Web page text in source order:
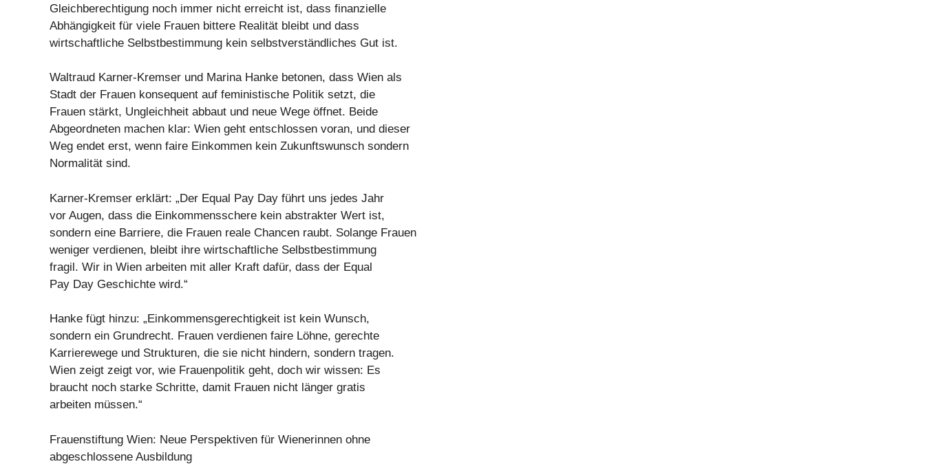
Gleichberechtigung noch immer nicht erreicht ist, dass finanzielle
Abhängigkeit für viele Frauen bittere Realität bleibt und dass
wirtschaftliche Selbstbestimmung kein selbstverständliches Gut ist.
Waltraud Karner-Kremser und Marina Hanke betonen, dass Wien als
Stadt der Frauen konsequent auf feministische Politik setzt, die
Frauen stärkt, Ungleichheit abbaut und neue Wege öffnet. Beide
Abgeordneten machen klar: Wien geht entschlossen voran, und dieser
Weg endet erst, wenn faire Einkommen kein Zukunftswunsch sondern
Normalität sind.
Karner-Kremser erklärt: „Der Equal Pay Day führt uns jedes Jahr
vor Augen, dass die Einkommensschere kein abstrakter Wert ist,
sondern eine Barriere, die Frauen reale Chancen raubt. Solange Frauen
weniger verdienen, bleibt ihre wirtschaftliche Selbstbestimmung
fragil. Wir in Wien arbeiten mit aller Kraft dafür, dass der Equal
Pay Day Geschichte wird.“
Hanke fügt hinzu: „Einkommensgerechtigkeit ist kein Wunsch,
sondern ein Grundrecht. Frauen verdienen faire Löhne, gerechte
Karrierewege und Strukturen, die sie nicht hindern, sondern tragen.
Wien zeigt zeigt vor, wie Frauenpolitik geht, doch wir wissen: Es
braucht noch starke Schritte, damit Frauen nicht länger gratis
arbeiten müssen.“
Frauenstiftung Wien: Neue Perspektiven für Wienerinnen ohne
abgeschlossene Ausbildung